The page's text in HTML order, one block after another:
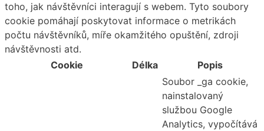
toho, jak návštěvníci interagují s webem. Tyto soubory
cookie pomáhají poskytovat informace o metrikách
počtu návštěvníků, míře okamžitého opuštění, zdroji
návštěvnosti atd.
Cookie
Délka Popis
Soubor _ga cookie,
nainstalovaný
službou Google
Analytics, vypočítává